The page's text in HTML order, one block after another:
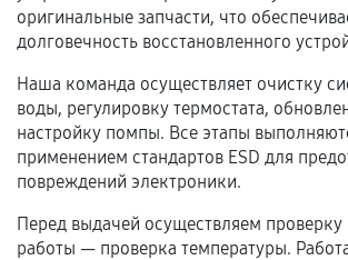
Обращение после окончания
срока.
Программные сбои, если это не
отдельных условиях.
Если комплектующие
самостоятельно
оригинальные запчасти, что
долговечность восстановленного
Наша команда осуществляет очистку
воды, регулировку термостата,
настройку помпы. Все этапы
применением стандартов ESD для
повреждений электроники.
Перед выдачей осуществляем проверку
работы — проверка температуры.